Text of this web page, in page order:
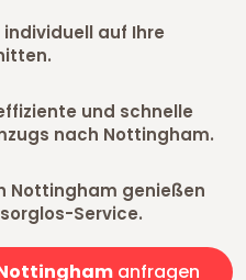
individuell auf Ihre
und schnelle
nach Nottingham.
Nottingham genießen
Service.
anfragen